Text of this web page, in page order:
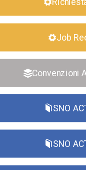
Job
Convenzioni
SNO
SNO